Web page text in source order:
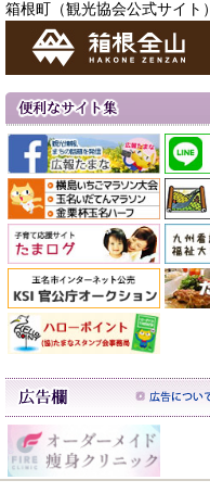
箱根町（観光協会公式サイト）